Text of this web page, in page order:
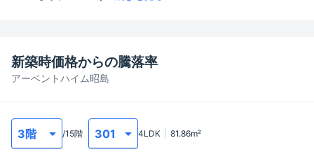
アーベントハイム昭島
新築時価格からの騰落率
/15階 4LDK 81.86m²